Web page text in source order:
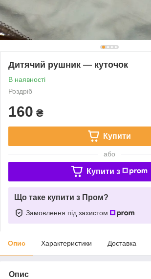
Дитячий рушник — куточок
В наявності
Роздріб
160 ₴
Купити
або
Купити з
Що таке купити з Пром?
Замовлення під захистом
Опис Характеристики Доставка
Опис